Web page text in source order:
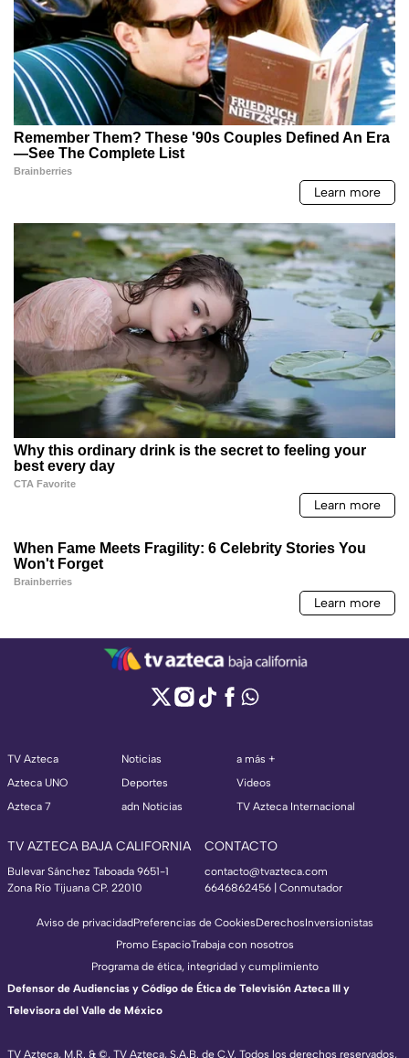
TV Azteca
Azteca UNO
Azteca 7
Noticias
Deportes
adn Noticias
a más +
Videos
TV Azteca Internacional
TV AZTECA BAJA CALIFORNIA
Bulevar Sánchez Taboada 9651-1
Zona Río Tijuana CP. 22010
CONTACTO
contacto@tvazteca.com
6646862456 | Conmutador
TV Azteca, M.R. & ©, TV Azteca, S.A.B. de C.V. Todos los derechos reservados,
Aviso de privacidadPreferencias de CookiesDerechosInversionistas
Promo EspacioTrabaja con nosotros
Programa de ética, integridad y cumplimiento
Defensor de Audiencias y Código de Ética de Televisión Azteca III y
Televisora del Valle de México